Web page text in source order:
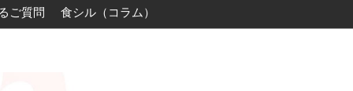
文
ご質問 食シル（コラム）